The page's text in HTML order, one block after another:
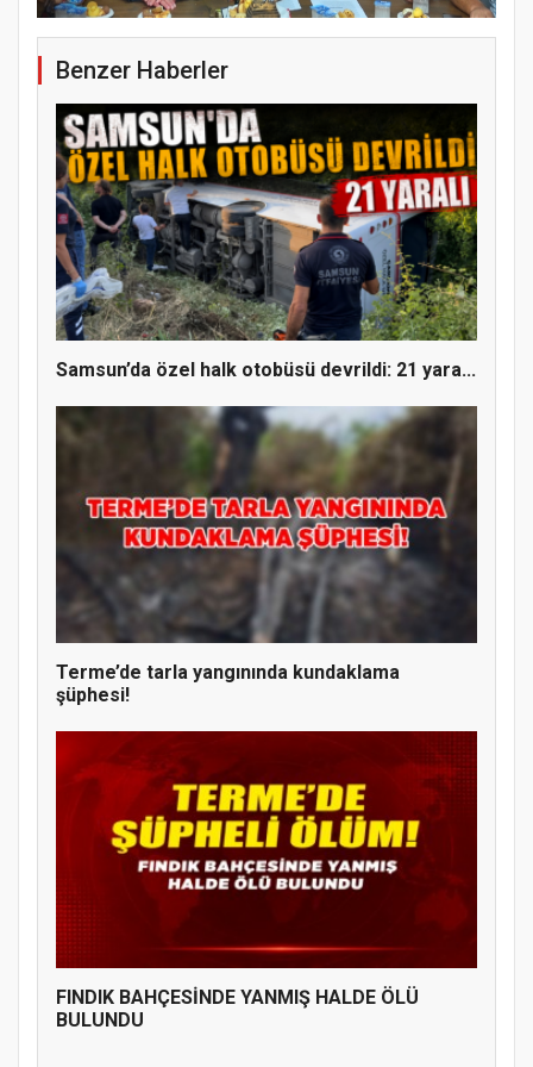
Benzer Haberler
Samsun’da özel halk otobüsü devrildi: 21 yara...
Terme’de tarla yangınında kundaklama
şüphesi!
FINDIK BAHÇESİNDE YANMIŞ HALDE ÖLÜ
BULUNDU